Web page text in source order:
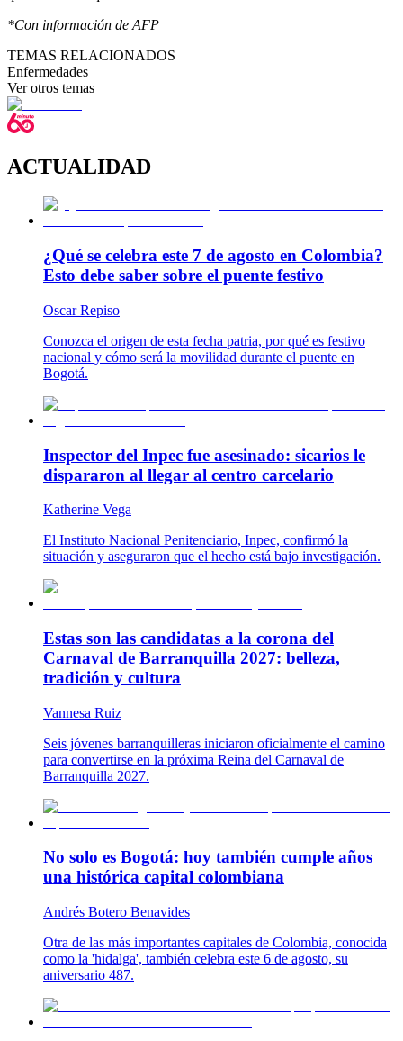
*Con información de AFP
TEMAS RELACIONADOS
Enfermedades
Ver otros temas
ACTUALIDAD
¿Qué se celebra este 7 de agosto en Colombia?
Esto debe saber sobre el puente festivo
Oscar Repiso
Conozca el origen de esta fecha patria, por qué es festivo
nacional y cómo será la movilidad durante el puente en
Bogotá.
Inspector del Inpec fue asesinado: sicarios le
dispararon al llegar al centro carcelario
Katherine Vega
El Instituto Nacional Penitenciario, Inpec, confirmó la
situación y aseguraron que el hecho está bajo investigación.
Estas son las candidatas a la corona del
Carnaval de Barranquilla 2027: belleza,
tradición y cultura
Vannesa Ruiz
Seis jóvenes barranquilleras iniciaron oficialmente el camino
para convertirse en la próxima Reina del Carnaval de
Barranquilla 2027.
No solo es Bogotá: hoy también cumple años
una histórica capital colombiana
Andrés Botero Benavides
Otra de las más importantes capitales de Colombia, conocida
como la 'hidalga', también celebra este 6 de agosto, su
aniversario 487.